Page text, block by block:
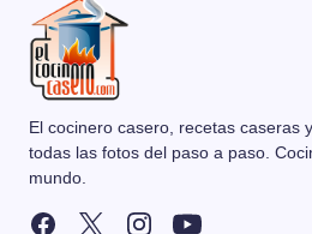
El cocinero casero, recetas caseras
todas las fotos del paso a paso.
mundo.